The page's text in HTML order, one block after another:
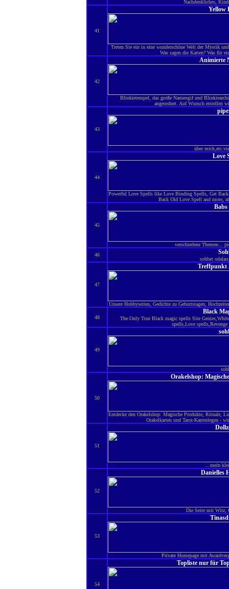
Nachdenkliches,
41
Yellow
Treten Sie ein in eine wunderschöne Welt der Mystik
Was sagen die Karten? Was für
42
Animierte
Blinkietempel, das große Namengif und
angeordnet. Auf Wunsch erstellen
43
über
44
Love
Powerful Love Spells like Love Binding Spells, Get
Back Old Love Spell and more,
45
Babs
verschiedene Themen...
46
sohbet
47
Treffpunkt
Unsere Hobbyseiten, Gedichte zu Geburtstagen,
48
Black
The Only True Black magic spells Site
spells,Love
49
50
Orakelshop:
Entdecke den Orakelshop: Magische Produkte, Rituale,
Orakelkarten und Tarot-Kartenlegen -
51
...mein
52
Danielles
Die Seite mit Witz,
53
Private Homepage mit
54
Topliste nur für